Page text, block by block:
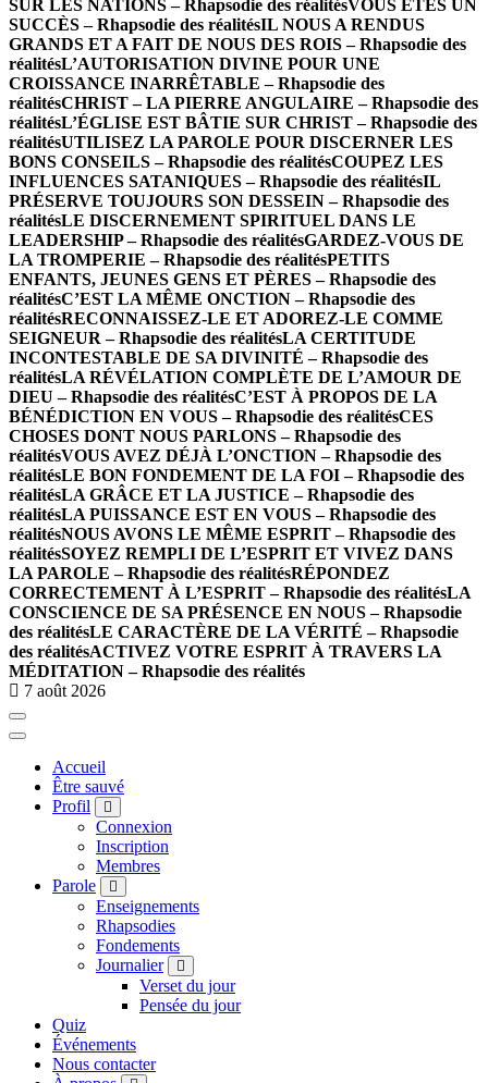
SUR LES NATIONS – Rhapsodie des réalitésVOUS ÊTES UN
SUCCÈS – Rhapsodie des réalitésIL NOUS A RENDUS
GRANDS ET A FAIT DE NOUS DES ROIS – Rhapsodie des
réalitésL’AUTORISATION DIVINE POUR UNE
CROISSANCE INARRÊTABLE – Rhapsodie des
réalitésCHRIST – LA PIERRE ANGULAIRE – Rhapsodie des
réalitésL’ÉGLISE EST BÂTIE SUR CHRIST – Rhapsodie des
réalitésUTILISEZ LA PAROLE POUR DISCERNER LES
BONS CONSEILS – Rhapsodie des réalitésCOUPEZ LES
INFLUENCES SATANIQUES – Rhapsodie des réalitésIL
PRÉSERVE TOUJOURS SON DESSEIN – Rhapsodie des
réalitésLE DISCERNEMENT SPIRITUEL DANS LE
LEADERSHIP – Rhapsodie des réalitésGARDEZ-VOUS DE
LA TROMPERIE – Rhapsodie des réalitésPETITS
ENFANTS, JEUNES GENS ET PÈRES – Rhapsodie des
réalitésC’EST LA MÊME ONCTION – Rhapsodie des
réalitésRECONNAISSEZ-LE ET ADOREZ-LE COMME
SEIGNEUR – Rhapsodie des réalitésLA CERTITUDE
INCONTESTABLE DE SA DIVINITÉ – Rhapsodie des
réalitésLA RÉVÉLATION COMPLÈTE DE L’AMOUR DE
DIEU – Rhapsodie des réalitésC’EST À PROPOS DE LA
BÉNÉDICTION EN VOUS – Rhapsodie des réalitésCES
CHOSES DONT NOUS PARLONS – Rhapsodie des
réalitésVOUS AVEZ DÉJÀ L’ONCTION – Rhapsodie des
réalitésLE BON FONDEMENT DE LA FOI – Rhapsodie des
réalitésLA GRÂCE ET LA JUSTICE – Rhapsodie des
réalitésLA PUISSANCE EST EN VOUS – Rhapsodie des
réalitésNOUS AVONS LE MÊME ESPRIT – Rhapsodie des
réalitésSOYEZ REMPLI DE L’ESPRIT ET VIVEZ DANS
LA PAROLE – Rhapsodie des réalitésRÉPONDEZ
CORRECTEMENT À L’ESPRIT – Rhapsodie des réalitésLA
CONSCIENCE DE SA PRÉSENCE EN NOUS – Rhapsodie
des réalitésLE CARACTÈRE DE LA VÉRITÉ – Rhapsodie
des réalitésACTIVEZ VOTRE ESPRIT À TRAVERS LA
MÉDITATION – Rhapsodie des réalités
7 août 2026
Accueil
Être sauvé
Profil
Connexion
Inscription
Membres
Parole
Enseignements
Rhapsodies
Fondements
Journalier
Verset du jour
Pensée du jour
Quiz
Événements
Nous contacter